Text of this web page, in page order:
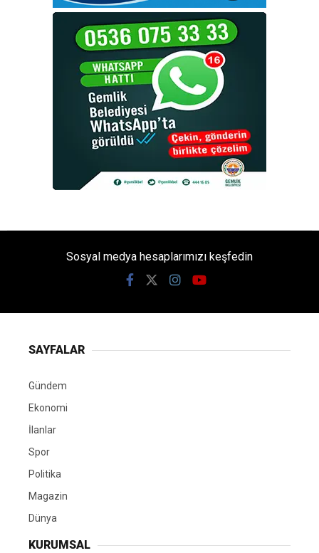
Sosyal medya hesaplarımızı keşfedin
SAYFALAR
Gündem
Ekonomi
İlanlar
Spor
Politika
Magazin
Dünya
KURUMSAL